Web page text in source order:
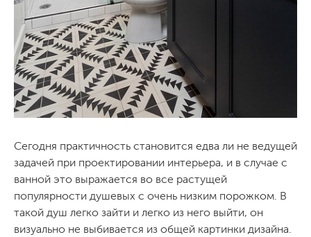
Сегодня практичность становится едва ли не ведущей
задачей при проектировании интерьера, и в случае с
ванной это выражается во все растущей
популярности душевых с очень низким порожком. В
такой душ легко зайти и легко из него выйти, он
визуально не выбивается из общей картинки дизайна.